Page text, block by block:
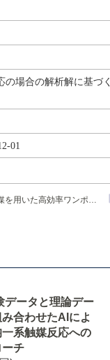
場合の解析解に基づく
01
直交型タンデム触媒を用いた高効率ワンポットプロセスの開発
データと理論デー
合わせたAIによ
一系触媒反応への
チ